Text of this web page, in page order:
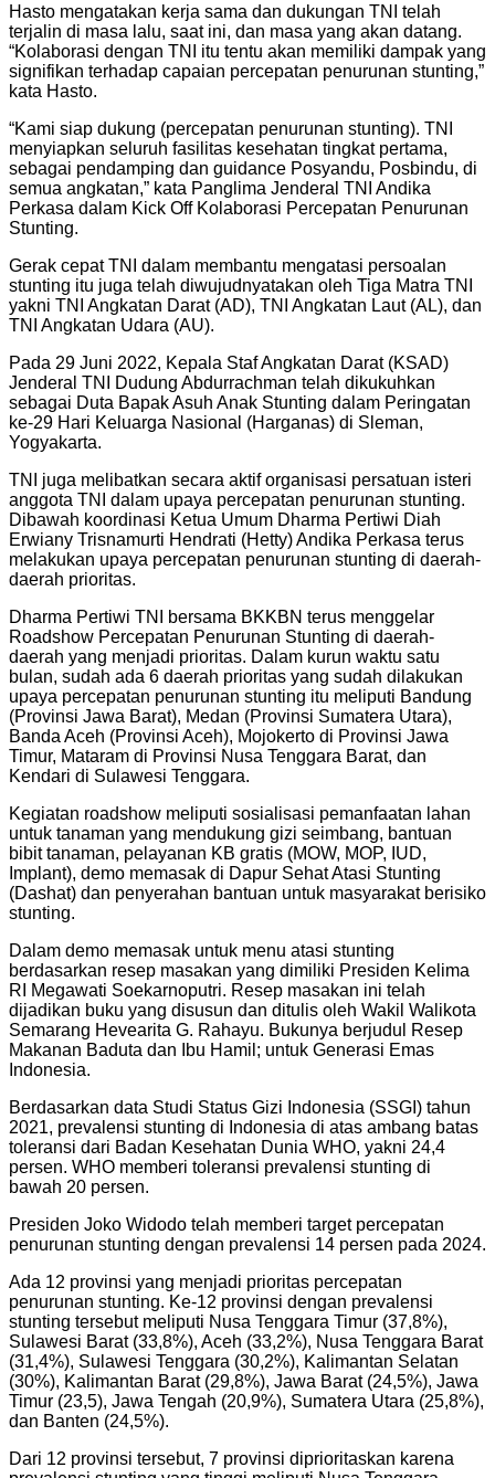
Hasto mengatakan kerja sama dan dukungan TNI telah
terjalin di masa lalu, saat ini, dan masa yang akan datang.
“Kolaborasi dengan TNI itu tentu akan memiliki dampak yang
signifikan terhadap capaian percepatan penurunan stunting,”
kata Hasto.
“Kami siap dukung (percepatan penurunan stunting). TNI
menyiapkan seluruh fasilitas kesehatan tingkat pertama,
sebagai pendamping dan guidance Posyandu, Posbindu, di
semua angkatan,” kata Panglima Jenderal TNI Andika
Perkasa dalam Kick Off Kolaborasi Percepatan Penurunan
Stunting.
Gerak cepat TNI dalam membantu mengatasi persoalan
stunting itu juga telah diwujudnyatakan oleh Tiga Matra TNI
yakni TNI Angkatan Darat (AD), TNI Angkatan Laut (AL), dan
TNI Angkatan Udara (AU).
Pada 29 Juni 2022, Kepala Staf Angkatan Darat (KSAD)
Jenderal TNI Dudung Abdurrachman telah dikukuhkan
sebagai Duta Bapak Asuh Anak Stunting dalam Peringatan
ke-29 Hari Keluarga Nasional (Harganas) di Sleman,
Yogyakarta.
TNI juga melibatkan secara aktif organisasi persatuan isteri
anggota TNI dalam upaya percepatan penurunan stunting.
Dibawah koordinasi Ketua Umum Dharma Pertiwi Diah
Erwiany Trisnamurti Hendrati (Hetty) Andika Perkasa terus
melakukan upaya percepatan penurunan stunting di daerah-
daerah prioritas.
Dharma Pertiwi TNI bersama BKKBN terus menggelar
Roadshow Percepatan Penurunan Stunting di daerah-
daerah yang menjadi prioritas. Dalam kurun waktu satu
bulan, sudah ada 6 daerah prioritas yang sudah dilakukan
upaya percepatan penurunan stunting itu meliputi Bandung
(Provinsi Jawa Barat), Medan (Provinsi Sumatera Utara),
Banda Aceh (Provinsi Aceh), Mojokerto di Provinsi Jawa
Timur, Mataram di Provinsi Nusa Tenggara Barat, dan
Kendari di Sulawesi Tenggara.
Kegiatan roadshow meliputi sosialisasi pemanfaatan lahan
untuk tanaman yang mendukung gizi seimbang, bantuan
bibit tanaman, pelayanan KB gratis (MOW, MOP, IUD,
Implant), demo memasak di Dapur Sehat Atasi Stunting
(Dashat) dan penyerahan bantuan untuk masyarakat berisiko
stunting.
Dalam demo memasak untuk menu atasi stunting
berdasarkan resep masakan yang dimiliki Presiden Kelima
RI Megawati Soekarnoputri. Resep masakan ini telah
dijadikan buku yang disusun dan ditulis oleh Wakil Walikota
Semarang Hevearita G. Rahayu. Bukunya berjudul Resep
Makanan Baduta dan Ibu Hamil; untuk Generasi Emas
Indonesia.
Berdasarkan data Studi Status Gizi Indonesia (SSGI) tahun
2021, prevalensi stunting di Indonesia di atas ambang batas
toleransi dari Badan Kesehatan Dunia WHO, yakni 24,4
persen. WHO memberi toleransi prevalensi stunting di
bawah 20 persen.
Presiden Joko Widodo telah memberi target percepatan
penurunan stunting dengan prevalensi 14 persen pada 2024.
Ada 12 provinsi yang menjadi prioritas percepatan
penurunan stunting. Ke-12 provinsi dengan prevalensi
stunting tersebut meliputi Nusa Tenggara Timur (37,8%),
Sulawesi Barat (33,8%), Aceh (33,2%), Nusa Tenggara Barat
(31,4%), Sulawesi Tenggara (30,2%), Kalimantan Selatan
(30%), Kalimantan Barat (29,8%), Jawa Barat (24,5%), Jawa
Timur (23,5), Jawa Tengah (20,9%), Sumatera Utara (25,8%),
dan Banten (24,5%).
Dari 12 provinsi tersebut, 7 provinsi diprioritaskan karena